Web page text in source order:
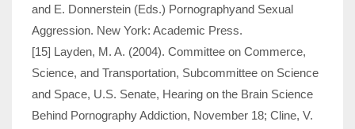
and E. Donnerstein (Eds.) Pornographyand Sexual
Aggression. New York: Academic Press.
[15] Layden, M. A. (2004). Committee on Commerce,
Science, and Transpor­tation, Subcommittee on Science
and Space, U.S. Senate, Hearing on the Brain Science
Behind Pornography Addiction, November 18; Cline, V.